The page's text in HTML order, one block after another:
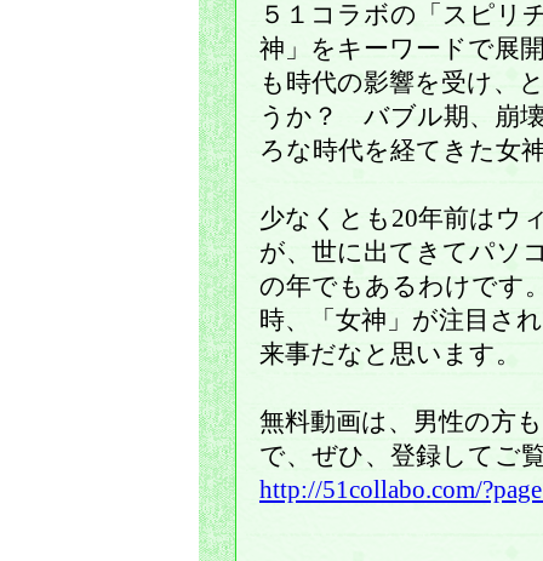
５１コラボの「スピリ
神」をキーワードで展
も時代の影響を受け、
うか？ バブル期、崩
ろな時代を経てきた女
少なくとも20年前はウ
が、世に出てきてパソ
の年でもあるわけです
時、「女神」が注目さ
来事だなと思います。
無料動画は、男性の方
で、ぜひ、登録してご
http://51collabo.com/